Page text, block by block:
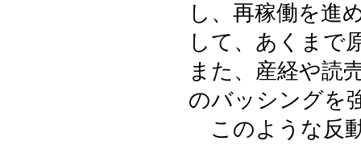
し、再稼働を進
して、あくまで
また、産経や読
のバッシングを
このような反